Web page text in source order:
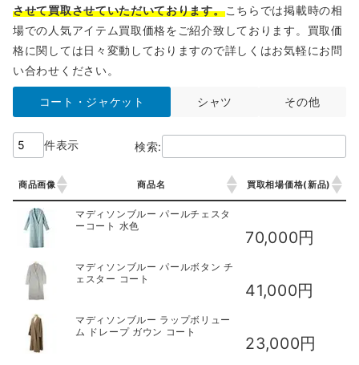
させて買取させていただいております。こちらでは掲載時の相
場での人気アイテム買取価格をご紹介致しております。買取価
格に関しては日々変動しておりますので詳しくはお気軽にお問
い合わせください。
コート・ジャケット シャツ その他
件表示 検索:
商品画像 商品名 買取相場価格(新品)
商品画像 商品名
マディソンブルー パールチェスタ
ーコート 水色
70,000円
マディソンブルー パールボタン チ
ェスター コート
41,000円
マディソンブルー ラップボリュー
ム ドレープ ガウン コート
23,000円